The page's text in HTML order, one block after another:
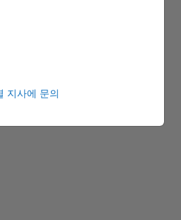
지사에 문의